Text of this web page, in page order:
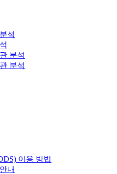
석
분석
분석
이용 방법
내